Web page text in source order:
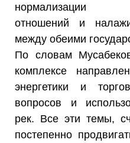
нормализации
отношений и
между обеими
По словам
комплексе
энергетики и
вопросов и
рек. Все эти темы,
постепенно